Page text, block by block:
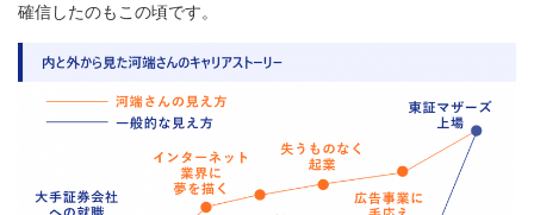
確信したのもこの頃です。